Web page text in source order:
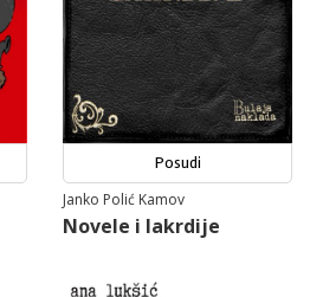
Posudi
Janko Polić Kamov
Novele i lakrdije